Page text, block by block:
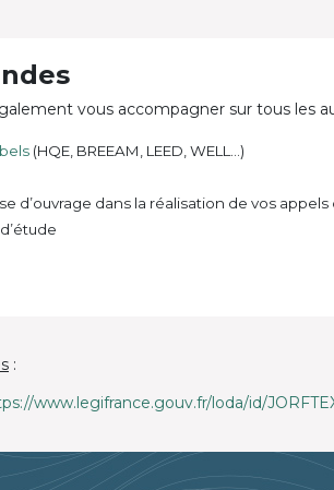
vous accompagner sur tous les
(HQE, BREEAM, LEED, WELL…)
d’ouvrage dans la réalisation de vos
:
www.legifrance.gouv.fr/loda/id/